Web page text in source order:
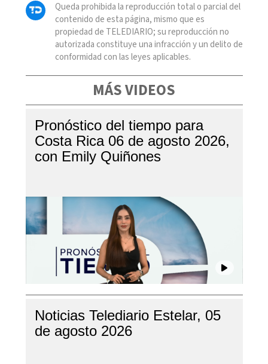
Queda prohibida la reproducción total o parcial del
contenido de esta página, mismo que es
propiedad de TELEDIARIO; su reproducción no
autorizada constituye una infracción y un delito de
conformidad con las leyes aplicables.
MÁS VIDEOS
Pronóstico del tiempo para
Costa Rica 06 de agosto 2026,
con Emily Quiñones
Noticias Telediario Estelar, 05
de agosto 2026